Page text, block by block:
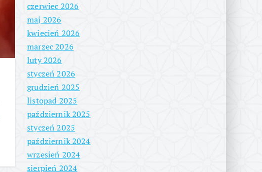
czerwiec 2026
maj 2026
kwiecień 2026
marzec 2026
luty 2026
styczeń 2026
grudzień 2025
listopad 2025
październik 2025
styczeń 2025
październik 2024
wrzesień 2024
sierpień 2024